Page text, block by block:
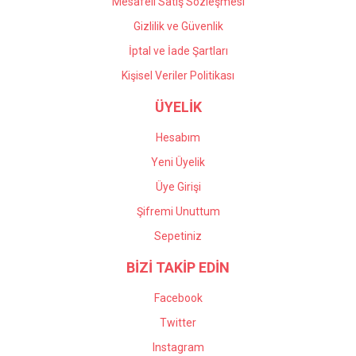
Gizlilik ve Güvenlik
İptal ve İade Şartları
Kişisel Veriler Politikası
ÜYELİK
Hesabım
Yeni Üyelik
Üye Girişi
Şifremi Unuttum
Sepetiniz
BİZİ TAKİP EDİN
Facebook
Twitter
Instagram